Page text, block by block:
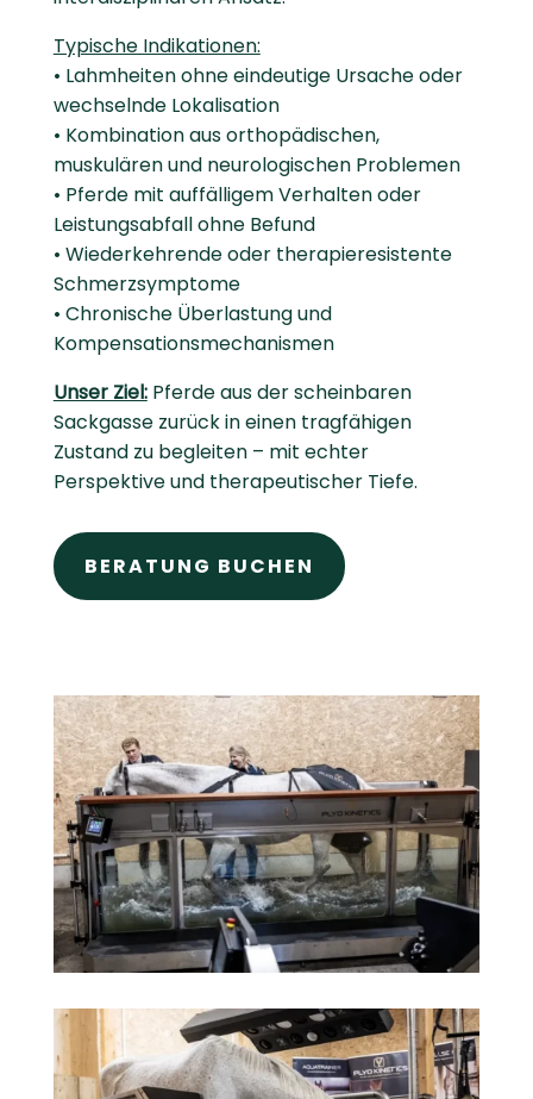
Typische Indikationen:
• Lahmheiten ohne eindeutige Ursache oder
wechselnde Lokalisation
• Kombination aus orthopädischen,
muskulären und neurologischen Problemen
• Pferde mit auffälligem Verhalten oder
Leistungsabfall ohne Befund
• Wiederkehrende oder therapieresistente
Schmerzsymptome
• Chronische Überlastung und
Kompensationsmechanismen
Unser Ziel:Pferde aus der scheinbaren
Sackgasse zurück in einen tragfähigen
Zustand zu begleiten – mit echter
Perspektive und therapeutischer Tiefe.
BERATUNG BUCHEN